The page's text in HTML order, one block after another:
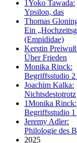
1Yoko Tawada:
Ypsilon, das
Thomas
Ein
(Empididae)
Kerstin
Über Frieden
Monika Rinck:
Begriffsstudio
Joachim Kalka:
Nichtsdestotrotz
1Monika Rinck:
Begriffsstudio
Jeremy Adler:
Philologie des
2025